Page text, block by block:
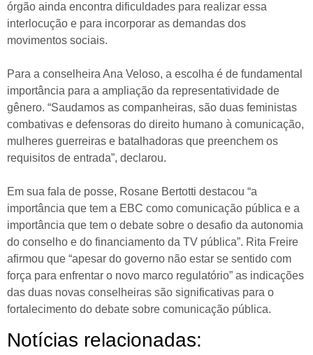
órgão ainda encontra dificuldades para realizar essa
interlocução e para incorporar as demandas dos
movimentos sociais.
Para a conselheira Ana Veloso, a escolha é de fundamental
importância para a ampliação da representatividade de
gênero. “Saudamos as companheiras, são duas feministas
combativas e defensoras do direito humano à comunicação,
mulheres guerreiras e batalhadoras que preenchem os
requisitos de entrada”, declarou.
Em sua fala de posse, Rosane Bertotti destacou “a
importância que tem a EBC como comunicação pública e a
importância que tem o debate sobre o desafio da autonomia
do conselho e do financiamento da TV pública”. Rita Freire
afirmou que “apesar do governo não estar se sentido com
força para enfrentar o novo marco regulatório” as indicações
das duas novas conselheiras são significativas para o
fortalecimento do debate sobre comunicação pública.
Notícias relacionadas: